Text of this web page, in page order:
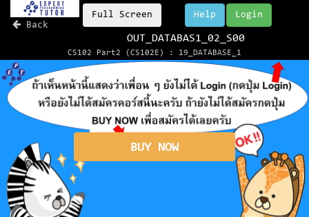
Back
Full Screen Login
Help
OUT_DATABAS1_02_S00
CS102 Part2 (CS102E) : 19_DATABASE_1
BUY NOW